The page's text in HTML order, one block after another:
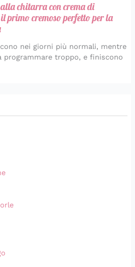
chitarra con crema di
primo cremoso perfetto per la
nei giorni più normali, mentre
programmare troppo, e finiscono